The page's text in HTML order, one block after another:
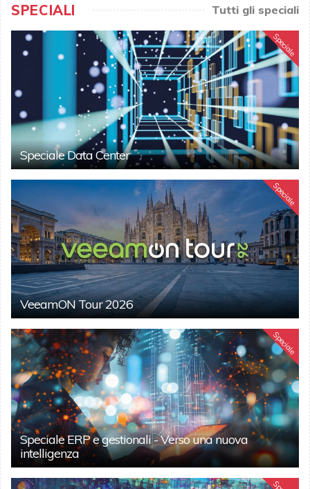
SPECIALI Tutti gli speciali
Speciale
Speciale Data Center
Speciale
VeeamON Tour 2026
Speciale
Speciale ERP e gestionali - Verso una nuova
intelligenza